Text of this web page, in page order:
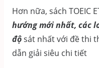
Hơn nữa, sách TOEIC
hướng mới nhất, các
độsát nhất với đề thi
dẫn giải siêu chi tiết